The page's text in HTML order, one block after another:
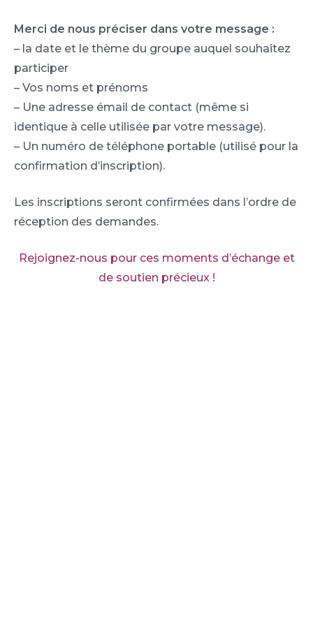
Merci de nous préciser dans votre message :
– la date et le thème du groupe auquel souhaitez
participer
– Vos noms et prénoms
– Une adresse émail de contact (même si
identique à celle utilisée par votre message).
– Un numéro de téléphone portable (utilisé pour la
confirmation d’inscription).
Les inscriptions seront confirmées dans l’ordre de
réception des demandes.
Rejoignez-nous pour ces moments d’échange et
de soutien précieux !